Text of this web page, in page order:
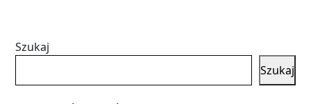
Szukaj
Szukaj